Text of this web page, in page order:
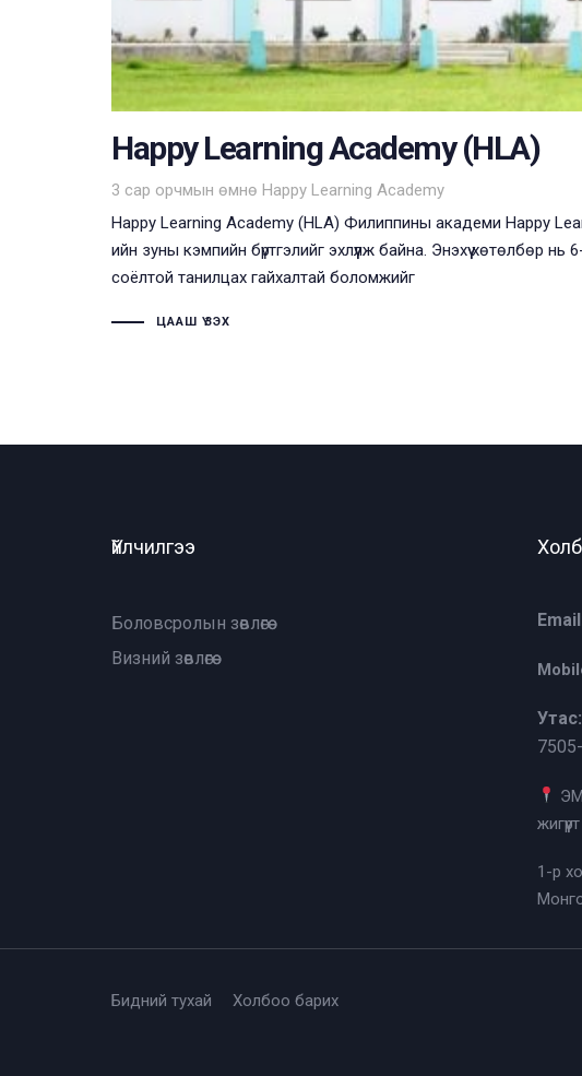
Happy Learning Academy (HLA)
3 сар орчмын өмнө
Tags
Happy Learning Academy
Happy Learning Academy (HLA) Филиппины академи Happy
ийн зуны кэмпийн бүртгэлийг эхлүүлж байна. Энэхүү хөтөлбөр
соёлтой танилцах гайхалтай боломжийг
ЦААШ ҮЗЭХ
Үйлчилгээ
Боловсролын зөвлөгөө
Визний зөвлөгөө
Утас:
1-р
Бидний тухай Холбоо барих